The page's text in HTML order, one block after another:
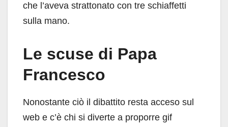
che l’aveva strattonato con tre schiaffetti
sulla mano.
Le scuse di Papa
Francesco
Nonostante ciò il dibattito resta acceso sul
web e c’è chi si diverte a proporre gif